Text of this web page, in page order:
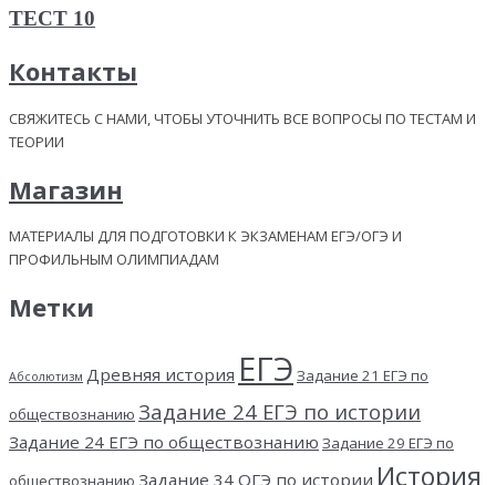
ТЕСТ 10
Контакты
СВЯЖИТЕСЬ С НАМИ, ЧТОБЫ УТОЧНИТЬ ВСЕ ВОПРОСЫ ПО ТЕСТАМ И
ТЕОРИИ
Магазин
МАТЕРИАЛЫ ДЛЯ ПОДГОТОВКИ К ЭКЗАМЕНАМ ЕГЭ/ОГЭ И
ПРОФИЛЬНЫМ ОЛИМПИАДАМ
Метки
Абсолютизм Древняя история ЕГЭ Задание 21 ЕГЭ по
обществознанию Задание 24 ЕГЭ по истории
Задание 24 ЕГЭ по обществознанию Задание 29 ЕГЭ по
обществознанию Задание 34 ОГЭ по истории История